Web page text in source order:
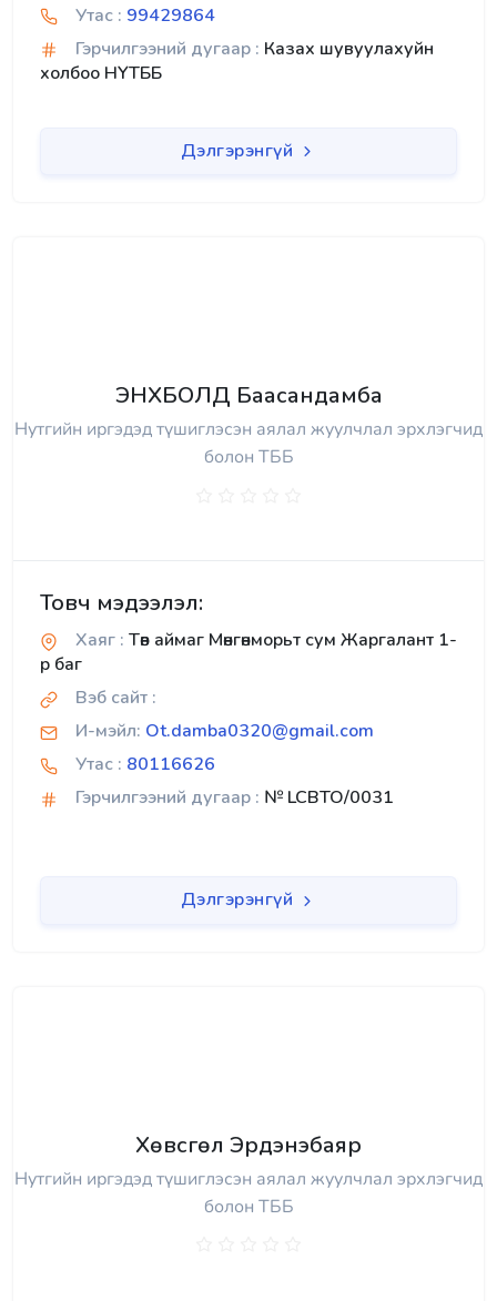
Утас : 99429864
Гэрчилгээний дугаар : Казах шувуулахуйн
холбоо НҮТББ
Дэлгэрэнгүй
ЭНХБОЛД Баасандамба
Нутгийн иргэдэд түшиглэсэн аялал жуулчлал эрхлэгчид
болон ТББ
Товч мэдээлэл:
Хаяг : Төв аймаг Мөнгөнморьт сум Жаргалант 1-
р баг
Вэб сайт :
И-мэйл: Ot.damba0320@gmail.com
Утас : 80116626
Гэрчилгээний дугаар : № LCBTO/0031
Дэлгэрэнгүй
Хөвсгөл Эрдэнэбаяр
Нутгийн иргэдэд түшиглэсэн аялал жуулчлал эрхлэгчид
болон ТББ